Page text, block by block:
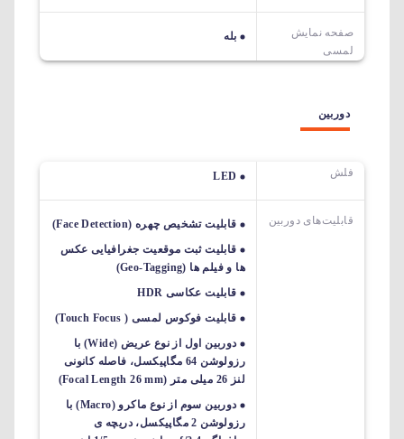
صفحه نمایش
لمسی
بله
دوربین
فلش LED
قابلیت‌های دوربین‌
قابلیت تشخیص چهره (Face Detection)
قابلیت ثبت موقعیت جغرافیایی عکس
ها و فیلم ها (Geo-Tagging)
قابلیت عکاسی HDR
قابلیت فوکوس لمسی ( Touch Focus)
دوربین اول از نوع عریض (Wide) با
رزولوشن 64 مگاپیکسل، فاصله کانونی
لنز 26 میلی متر (Focal Length 26 mm)
دوربین سوم از نوع ماکرو (Macro) با
رزولوشن 2 مگاپیکسل، دریچه ی